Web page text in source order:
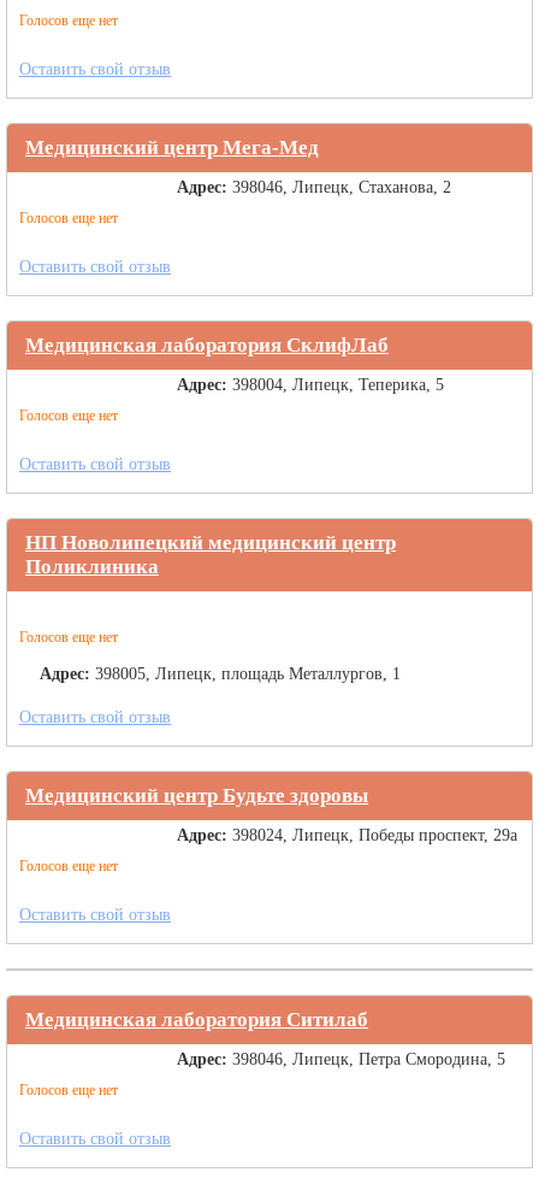
Голосов еще нет
Оставить свой отзыв
Медицинский центр Мега-Мед
Голосов еще нет
Адрес: 398046, Липецк, Стаханова, 2
Оставить свой отзыв
Медицинская лаборатория СклифЛаб
Голосов еще нет
Адрес: 398004, Липецк, Теперика, 5
Оставить свой отзыв
НП Новолипецкий медицинский центр
Поликлиника
Голосов еще нет
Адрес: 398005, Липецк, площадь Металлургов, 1
Оставить свой отзыв
Медицинский центр Будьте здоровы
Голосов еще нет
Адрес: 398024, Липецк, Победы проспект, 29а
Оставить свой отзыв
Медицинская лаборатория Ситилаб
Голосов еще нет
Адрес: 398046, Липецк, Петра Смородина, 5
Оставить свой отзыв